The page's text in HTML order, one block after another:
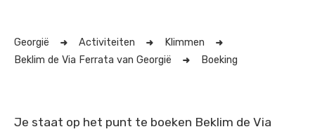
Georgië Activiteiten
Klimmen
Beklim de Via Ferrata van Georgië
Boeking
Je staat op het punt te boeken Beklim de Via